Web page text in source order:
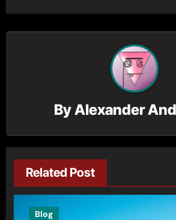
ByAlexander
Related Post
Blog